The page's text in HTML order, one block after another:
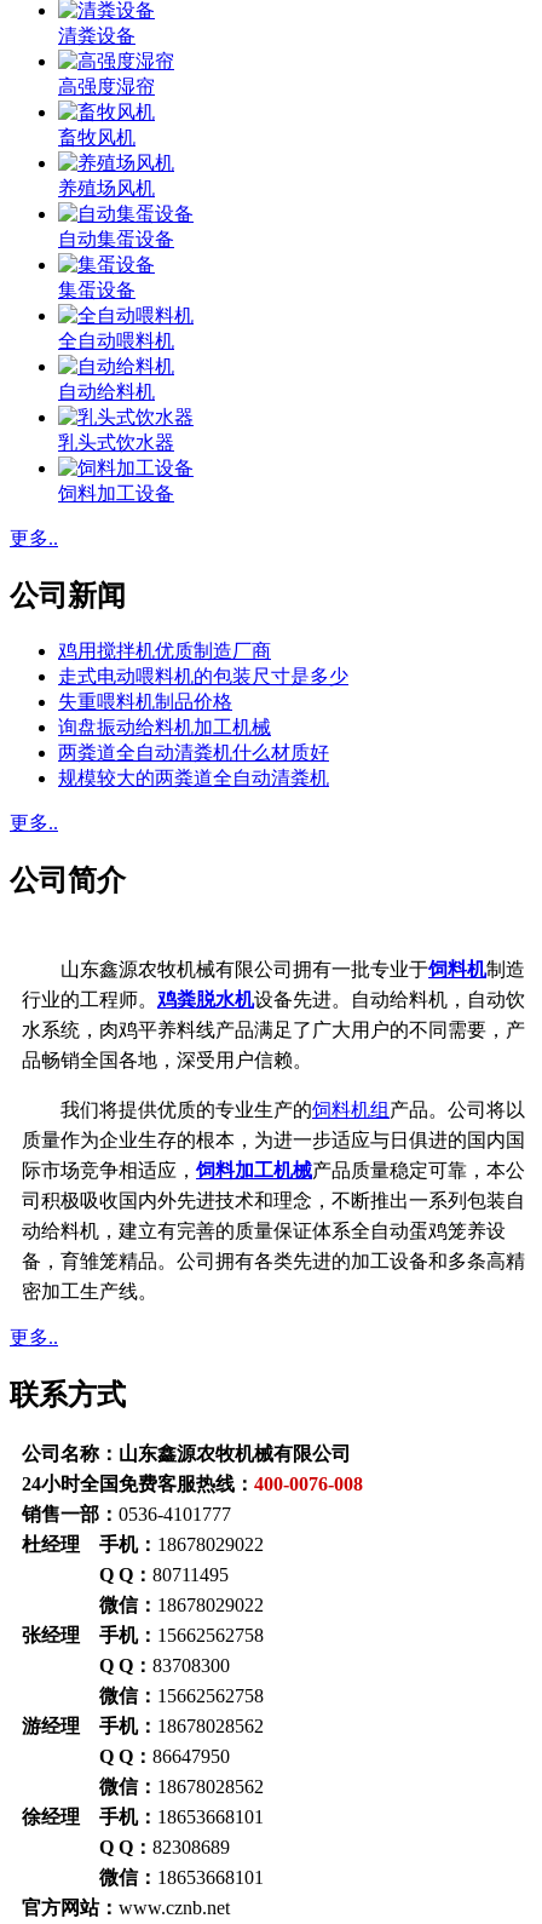
清粪设备
高强度湿帘
畜牧风机
养殖场风机
自动集蛋设备
集蛋设备
全自动喂料机
自动给料机
乳头式饮水器
饲料加工设备
更多..
公司新闻
鸡用搅拌机优质制造厂商
走式电动喂料机的包装尺寸是多少
失重喂料机制品价格
询盘振动给料机加工机械
两粪道全自动清粪机什么材质好
规模较大的两粪道全自动清粪机
更多..
公司简介
山东鑫源农牧机械有限公司拥有一批专业于饲料机制造
行业的工程师。 鸡粪脱水机设备先进。自动给料机，自动饮
水系统， 肉鸡平养料线产品满足了广大用户的不同需要，产
品畅销全国各地，深受用户信赖。
我们将提供优质的专业生产的饲料机组 产品。公司将以
质量作为企业生存的根本， 为进一步适应与日俱进的国内国
际市场竞争相适应，饲料加工机械产品质量稳定可靠， 本公
司积极吸收国内外先进技术和理念，不断推出一系列包装自
动给料机，建立有完善的质量保证体系全自动蛋鸡笼养设
备，育雏笼精品。公司拥有各类先进的加工设备和多条高精
密加工生产线。
更多..
联系方式
公司名称：山东鑫源农牧机械有限公司
24小时全国免费客服热线： 400-0076-008
销售一部： 0536-4101777
杜经理 手机： 18678029022
Q Q： 80711495
微信： 18678029022
张经理 手机： 15662562758
Q Q： 83708300
微信： 15662562758
游经理 手机： 18678028562
Q Q： 86647950
微信： 18678028562
徐经理 手机： 18653668101
Q Q： 82308689
微信： 18653668101
官方网站： www.cznb.net